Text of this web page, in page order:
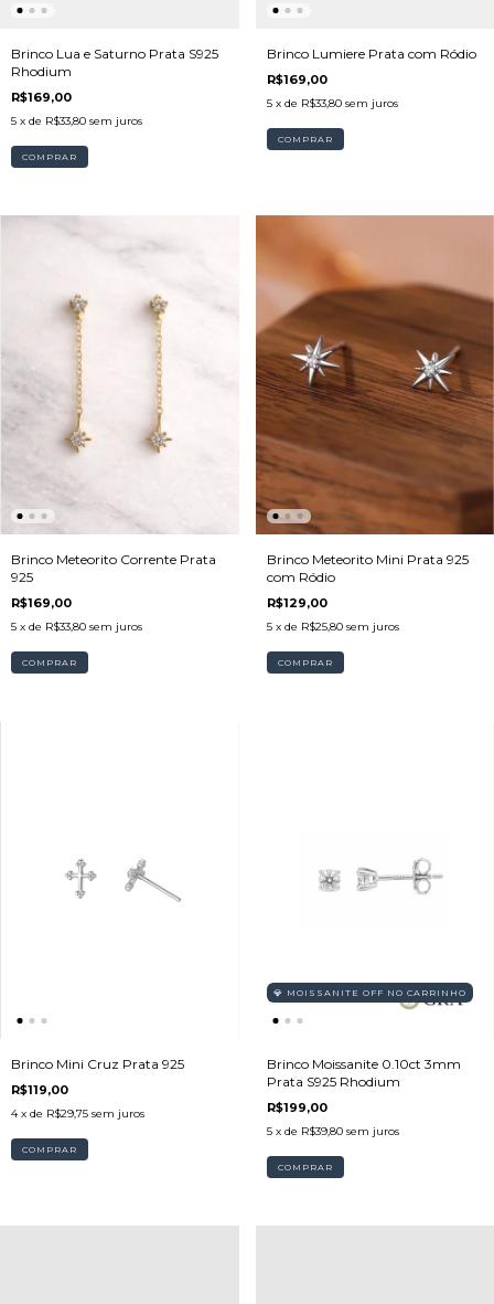
Brinco Lua e Saturno Prata S925
Rhodium
R$169,00
5 x de R$33,80 sem juros
Brinco Lumiere Prata com Ródio
R$169,00
5 x de R$33,80 sem juros
Brinco Meteorito Corrente Prata
925
R$169,00
5 x de R$33,80 sem juros
Brinco Meteorito Mini Prata 925
com Ródio
R$129,00
5 x de R$25,80 sem juros
Brinco Mini Cruz Prata 925
R$119,00
4 x de R$29,75 sem juros
💎 MOISSANITE OFF NO CARRINHO
Brinco Moissanite 0.10ct 3mm
Prata S925 Rhodium
R$199,00
5 x de R$39,80 sem juros